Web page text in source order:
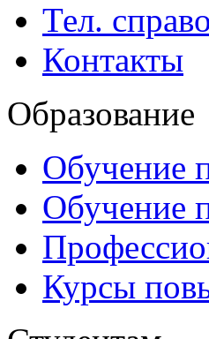
Тел.
Контакты
Образование
Обучение
Обучение
Курсы